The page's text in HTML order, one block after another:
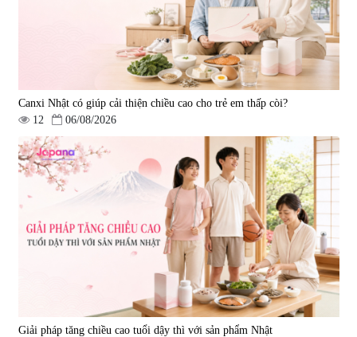
Viên uống bổ gan Ribeto Shoji
Hepaclean 60 viên
543.205
690.000 đ
Viên uống hỗ trợ cải thiện thoát
vị đĩa đệm Kyoto Has 30 viên
14.560
1.600.000 đ
Canxi Nhật có giúp cải thiện chiều cao cho trẻ em thấp còi?
12
06/08/2026
Giải pháp tăng chiều cao tuổi dậy thì với sản phẩm Nhật